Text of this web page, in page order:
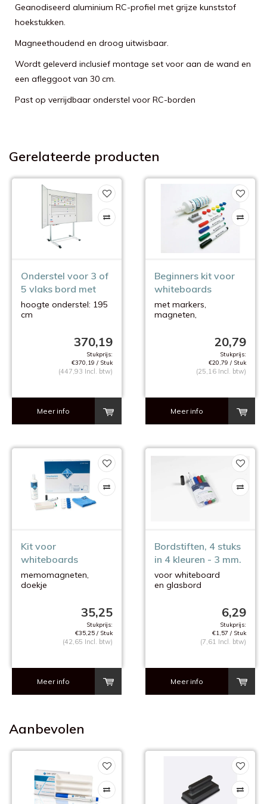
Geanodiseerd aluminium RC-profiel met grijze kunststof
hoekstukken.
Magneethoudend en droog uitwisbaar.
Wordt geleverd inclusief montage set voor aan de wand en
een afleggoot van 30 cm.
Past op verrijdbaar onderstel voor RC-borden
Gerelateerde producten
Onderstel voor 3 of
5 vlaks bord met
wielen
hoogte onderstel: 195
cm
370,19
Stukprijs:
€370,19 / Stuk
(447,93 Incl. btw)
Meer info
Beginners kit voor
whiteboards
met markers,
magneten,
20,79
Stukprijs:
€20,79 / Stuk
(25,16 Incl. btw)
Meer info
Kit voor
whiteboards
memomagneten,
doekje
35,25
Stukprijs:
€35,25 / Stuk
(42,65 Incl. btw)
Meer info
Bordstiften, 4 stuks
in 4 kleuren - 3 mm.
voor whiteboard
en glasbord
6,29
Stukprijs:
€1,57 / Stuk
(7,61 Incl. btw)
Meer info
Aanbevolen